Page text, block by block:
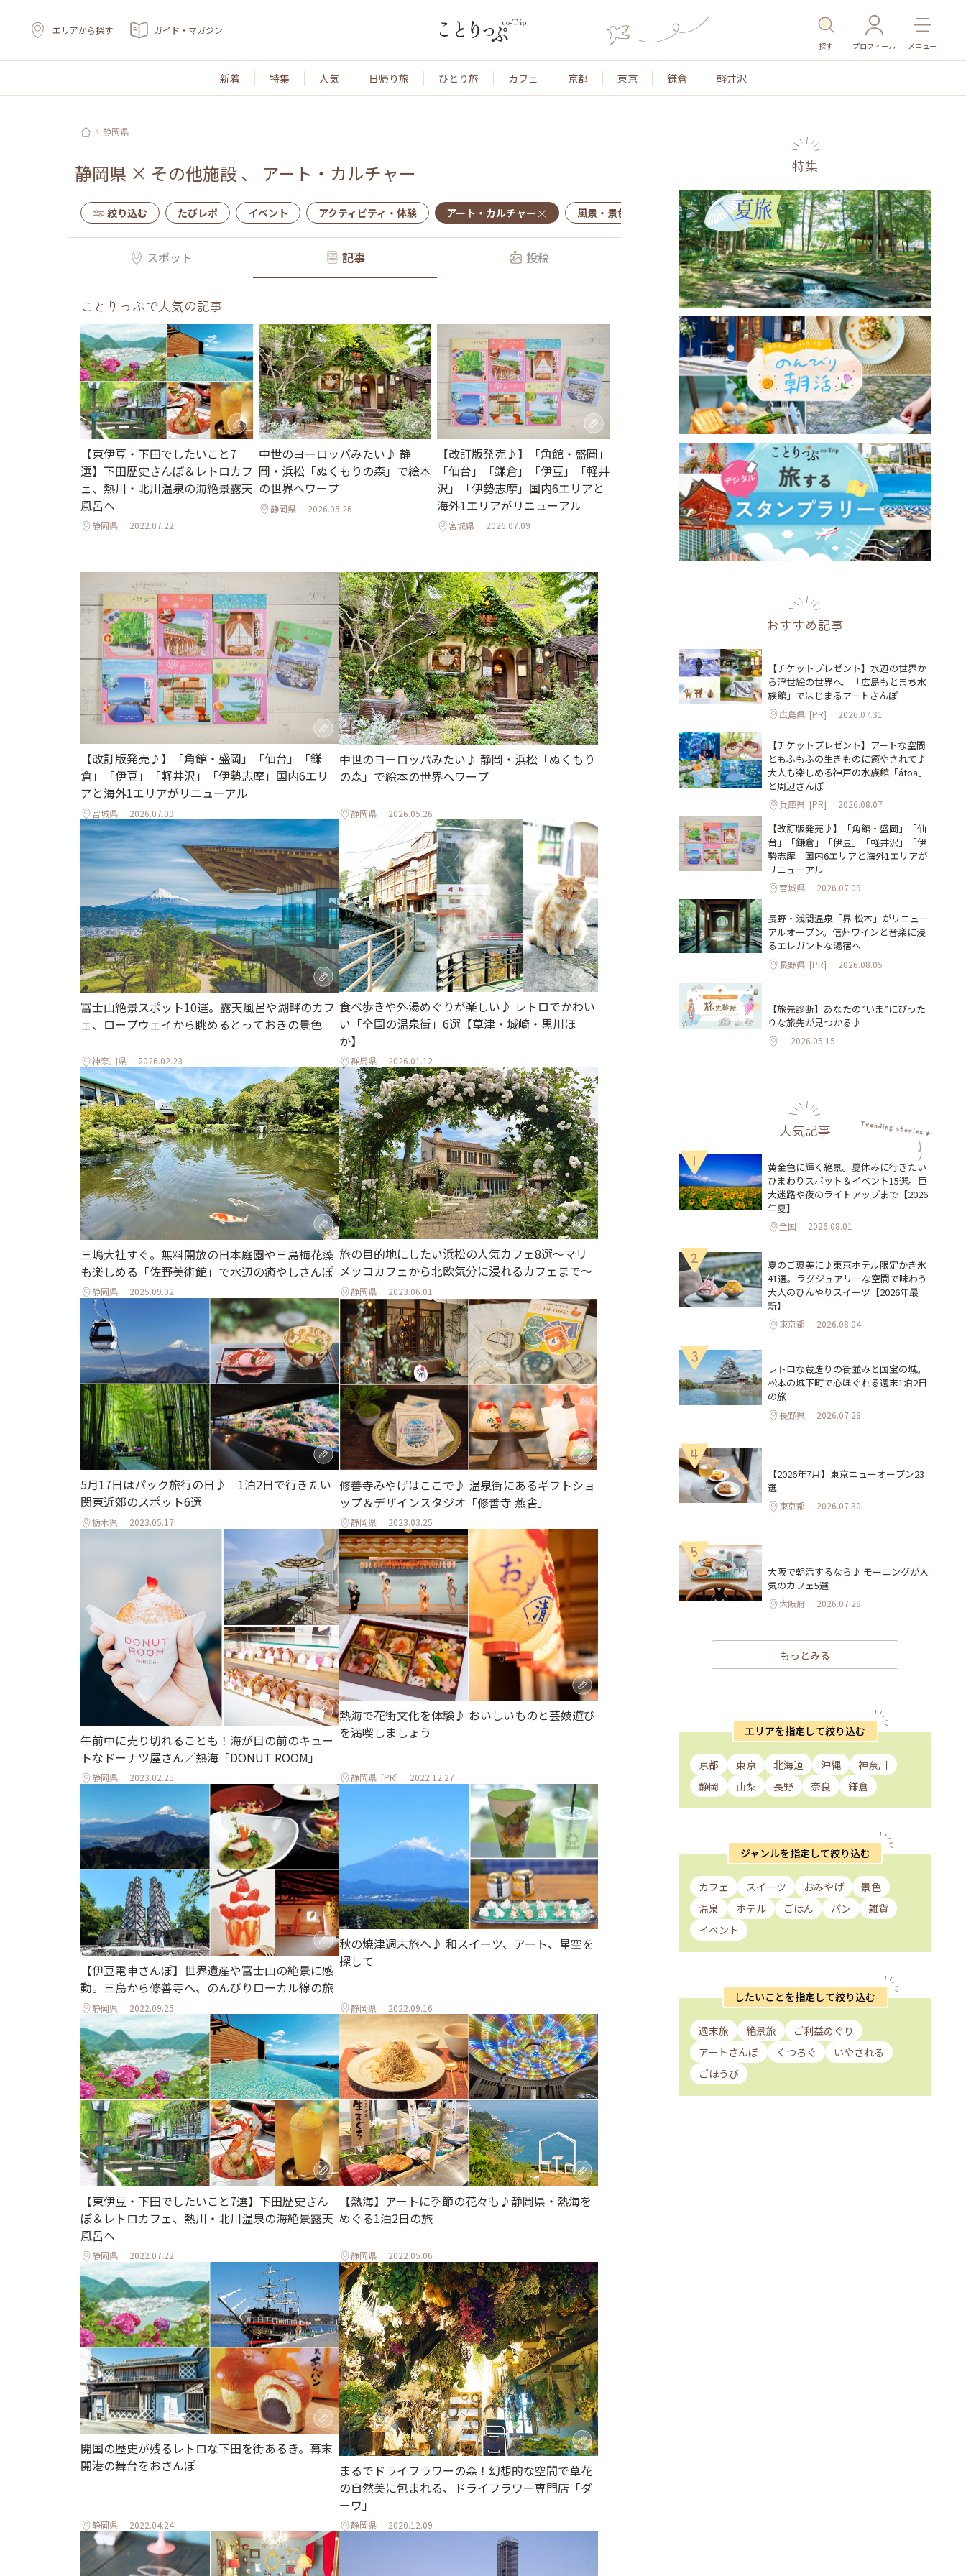
エリアから探す ガイド・マガジン
探す プロフィール メニュー
新着 特集 人気 日帰り旅 ひとり旅 カフェ 京都 東京 鎌倉 軽井沢
静岡県
静岡県 × その他施設、 アート・カルチャー
絞り込む たびレポ イベント アクティビティ・体験 アート・カルチャー 風景・景色 名所・旧跡 温泉・スパ その他施設 ごはん
スポット 記事 投稿
ことりっぷで人気の記事
【東伊豆・下田でしたいこと7
選】下田歴史さんぽ＆レトロカフ
ェ、熱川・北川温泉の海絶景露天
風呂へ
静岡県 2022.07.22
中世のヨーロッパみたい♪ 静
岡・浜松「ぬくもりの森」で絵本
の世界へワープ
静岡県 2026.05.26
【改訂版発売♪】「角館・盛岡」
「仙台」「鎌倉」「伊豆」「軽井
沢」「伊勢志摩」国内6エリアと
海外1エリアがリニューアル
宮城県 2026.07.09
【改訂版発売♪】「角館・盛岡」「仙台」「鎌
倉」「伊豆」「軽井沢」「伊勢志摩」国内6エリ
アと海外1エリアがリニューアル
宮城県 2026.07.09
中世のヨーロッパみたい♪ 静岡・浜松「ぬくもり
の森」で絵本の世界へワープ
静岡県 2026.05.26
富士山絶景スポット10選。露天風呂や湖畔のカフ
ェ、ロープウェイから眺めるとっておきの景色
神奈川県 2026.02.23
食べ歩きや外湯めぐりが楽しい♪ レトロでかわい
い「全国の温泉街」6選【草津・城崎・黒川ほ
か】
群馬県 2026.01.12
三嶋大社すぐ。無料開放の日本庭園や三島梅花藻
も楽しめる「佐野美術館」で水辺の癒やしさんぽ
静岡県 2025.09.02
旅の目的地にしたい浜松の人気カフェ8選～マリ
メッコカフェから北欧気分に浸れるカフェまで～
静岡県 2023.06.01
5月17日はパック旅行の日♪ 1泊2日で行きたい
関東近郊のスポット6選
栃木県 2023.05.17
修善寺みやげはここで♪ 温泉街にあるギフトショ
ップ＆デザインスタジオ「修善寺 燕舎」
静岡県 2023.03.25
午前中に売り切れることも！海が目の前のキュー
トなドーナツ屋さん／熱海「DONUT ROOM」
静岡県 2023.02.25
熱海で花街文化を体験♪ おいしいものと芸妓遊び
を満喫しましょう
静岡県 [PR] 2022.12.27
【伊豆電車さんぽ】世界遺産や富士山の絶景に感
動。三島から修善寺へ、のんびりローカル線の旅
静岡県 2022.09.25
秋の焼津週末旅へ♪ 和スイーツ、アート、星空を
探して
静岡県 2022.09.16
【東伊豆・下田でしたいこと7選】下田歴史さん
ぽ＆レトロカフェ、熱川・北川温泉の海絶景露天
風呂へ
静岡県 2022.07.22
【熱海】アートに季節の花々も♪静岡県・熱海を
めぐる1泊2日の旅
静岡県 2022.05.06
開国の歴史が残るレトロな下田を街あるき。幕末
開港の舞台をおさんぽ
静岡県 2022.04.24
まるでドライフラワーの森！幻想的な空間で草花
の自然美に包まれる、ドライフラワー専門店「ダ
ーワ」
静岡県 2020.12.09
特集
おすすめ記事
【チケットプレゼント】水辺の世界か
ら浮世絵の世界へ。「広島もとまち水
族館」ではじまるアートさんぽ
広島県 [PR] 2026.07.31
【チケットプレゼント】アートな空間
ともふもふの生きものに癒やされて♪
大人も楽しめる神戸の水族館「átoa」
と周辺さんぽ
兵庫県 [PR] 2026.08.07
【改訂版発売♪】「角館・盛岡」「仙
台」「鎌倉」「伊豆」「軽井沢」「伊
勢志摩」国内6エリアと海外1エリアが
リニューアル
宮城県 2026.07.09
長野・浅間温泉「界 松本」がリニュー
アルオープン。信州ワインと音楽に浸
るエレガントな湯宿へ
長野県 [PR] 2026.08.05
【旅先診断】あなたの“いま”にぴった
りな旅先が見つかる♪
2026.05.15
人気記事
1
黄金色に輝く絶景。夏休みに行きたい
ひまわりスポット＆イベント15選。巨
大迷路や夜のライトアップまで【2026
年夏】
全国 2026.08.01
2
夏のご褒美に♪東京ホテル限定かき氷
41選。ラグジュアリーな空間で味わう
大人のひんやりスイーツ【2026年最
新】
東京都 2026.08.04
3
レトロな蔵造りの街並みと国宝の城。
松本の城下町で心ほぐれる週末1泊2日
の旅
長野県 2026.07.28
4
【2026年7月】東京ニューオープン23
選
東京都 2026.07.30
5
大阪で朝活するなら♪ モーニングが人
気のカフェ5選
大阪府 2026.07.28
もっとみる
エリアを指定して絞り込む
京都 東京 北海道 沖縄
神奈川
静岡
山梨 長野 奈良 鎌倉
ジャンルを指定して絞り込む
カフェ スイーツ おみやげ
景色
温泉
ホテル ごはん パン
雑貨
イベント
したいことを指定して絞り込む
週末旅 絶景旅
ご利益めぐり
アートさんぽ
くつろぐ
いやされる
ごほうび